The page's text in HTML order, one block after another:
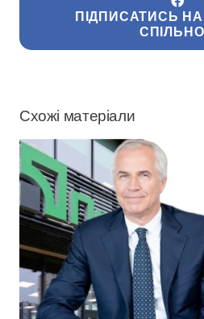
ПІДПИСАТИСЬ НА
Схожі матеріали